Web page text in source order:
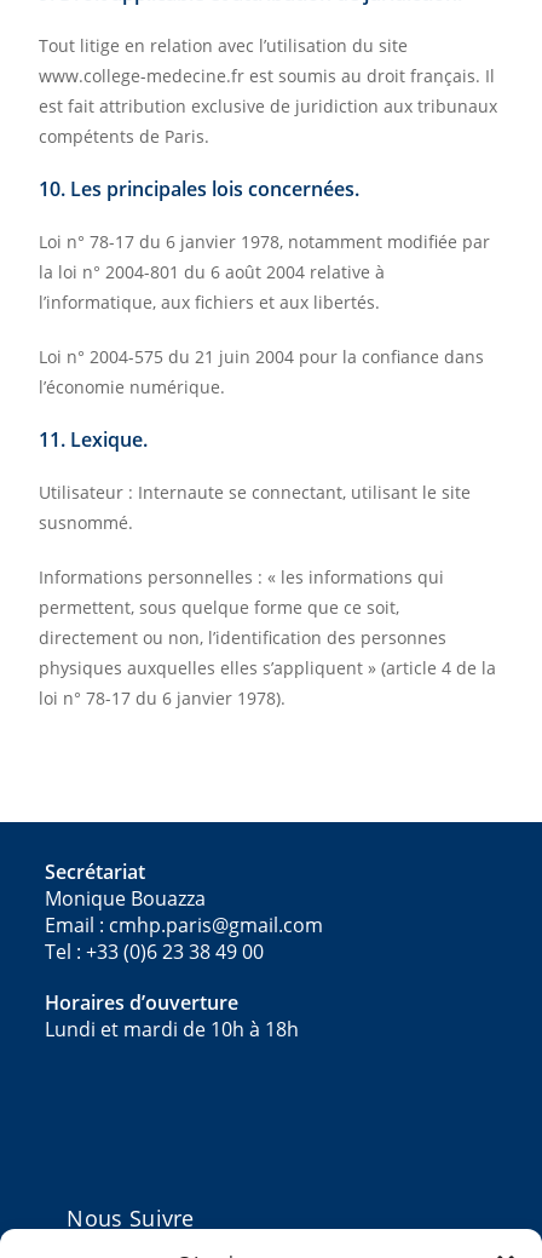
Tout litige en relation avec l’utilisation du site
www.college-medecine.fr est soumis au droit français. Il
est fait attribution exclusive de juridiction aux tribunaux
compétents de Paris.
10. Les principales lois concernées.
Loi n° 78-17 du 6 janvier 1978, notamment modifiée par
la loi n° 2004-801 du 6 août 2004 relative à
l’informatique, aux fichiers et aux libertés.
Loi n° 2004-575 du 21 juin 2004 pour la confiance dans
l’économie numérique.
11. Lexique.
Utilisateur : Internaute se connectant, utilisant le site
susnommé.
Informations personnelles : « les informations qui
permettent, sous quelque forme que ce soit,
directement ou non, l’identification des personnes
physiques auxquelles elles s’appliquent » (article 4 de la
loi n° 78-17 du 6 janvier 1978).
Secrétariat
Monique Bouazza
Email : cmhp.paris@gmail.com
Tel : +33 (0)6 23 38 49 00
Horaires d’ouverture
Lundi et mardi de 10h à 18h
Nous Suivre